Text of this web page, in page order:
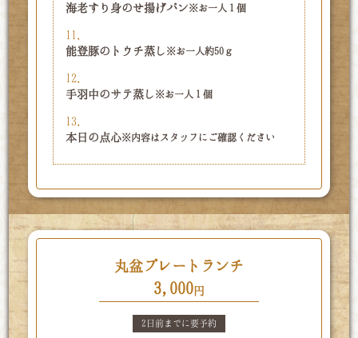
海老すり身のせ揚げパン※お一人１個
11.
能登豚のトウチ蒸し ※お一人約50ｇ
12.
手羽中のサテ蒸し ※お一人１個
13.
本日の点心※内容はスタッフにご確認ください
丸盆プレートランチ
3,000円
2日前までに要予約